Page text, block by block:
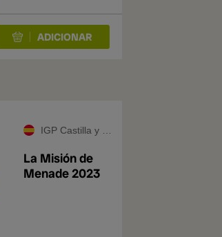
IGP Castilla y León
La Misión de
Menade 2023